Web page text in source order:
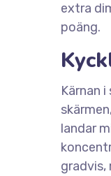
extra
poäng.
Kärnan
landar
gradvis,